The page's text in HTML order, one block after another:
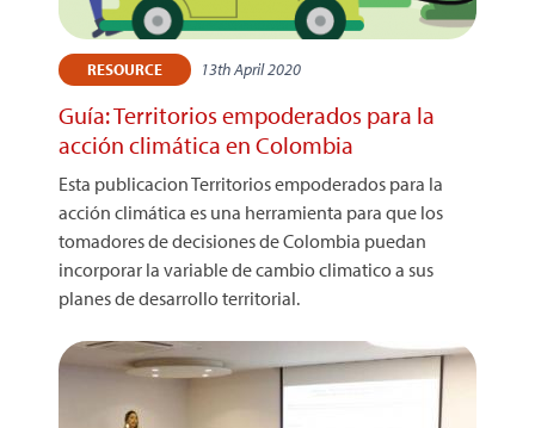
RESOURCE 13th April 2020
Guía: Territorios empoderados para la
acción climática en Colombia
Esta publicacion Territorios empoderados para la
acción climática es una herramienta para que los
tomadores de decisiones de Colombia puedan
incorporar la variable de cambio climatico a sus
planes de desarrollo territorial.